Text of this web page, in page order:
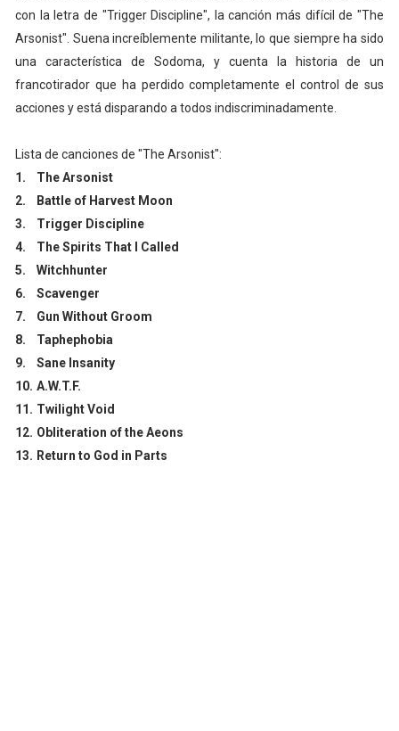
con la letra de "Trigger Discipline", la canción más difícil de "The
Arsonist". Suena increíblemente militante, lo que siempre ha sido
una característica de Sodoma, y ​​cuenta la historia de un
francotirador que ha perdido completamente el control de sus
acciones y está disparando a todos indiscriminadamente.
Lista de canciones de "The Arsonist":
1.
The Arsonist
2.
Battle of Harvest Moon
3.
Trigger Discipline
4.
The Spirits That I Called
5.
Witchhunter
6.
Scavenger
7.
Gun Without Groom
8.
Taphephobia
9.
Sane Insanity
10. A.W.T.F.
11. Twilight Void
12. Obliteration of the Aeons
13. Return to God in Parts